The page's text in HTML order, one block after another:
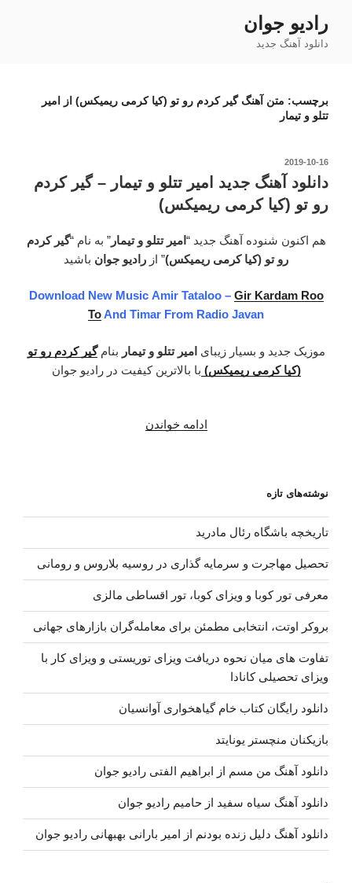
محتوا
رادیو جوان
دانلود آهنگ جدید
برچسب: متن آهنگ گیر کردم رو تو (کیا کرمی ریمیکس) از امیر
تتلو و تیمار
نوشته‌شده
2019-10-16
دانلود آهنگ جدید امیر تتلو و تیمار – گیر کردم
رو تو (کیا کرمی ریمیکس)
هم اکنون شنوده آهنگ جدید “ امیر تتلو و تیمار” به نام “گیر کردم
رو تو (کیا کرمی ریمیکس)” از رادیو جوان باشید
Download New Music Amir Tataloo – Gir Kardam Roo
ToAnd Timar From Radio Javan
موزیک جدید و بسیار زیبای امیر تتلو و تیمار بنامگیر کردم رو تو
(کیا کرمی ریمیکس) با بالاترین کیفیت در رادیو جوان
ادامه خواندن
و
گیر
کردم
رو
تو
کرمی
نوشته‌های تازه
تاریخچه باشگاه رئال مادرید
تحصیل مهاجرت و سرمایه گذاری در روسیه بلاروس و رومانی
معرفی تور کوبا و ویزای کوبا، تور اقساطی مالزی
بروکر اوتت، انتخابی مطمئن برای معامله‌گران بازارهای جهانی
تفاوت های میان نحوه دریافت ویزای توریستی و ویزای کار با
ویزای تحصیلی کانادا
دانلود رایگان کتاب خام گیاهخواری آوانسیان
بازیکنان منچستر یونایتد
دانلود آهنگ من مسم از ابراهیم الفتی رادیو جوان
دانلود آهنگ سیاه سفید از حامیم رادیو جوان
دانلود آهنگ دلیل زنده بودنم از امیر بارانی بهبهانی رادیو جوان